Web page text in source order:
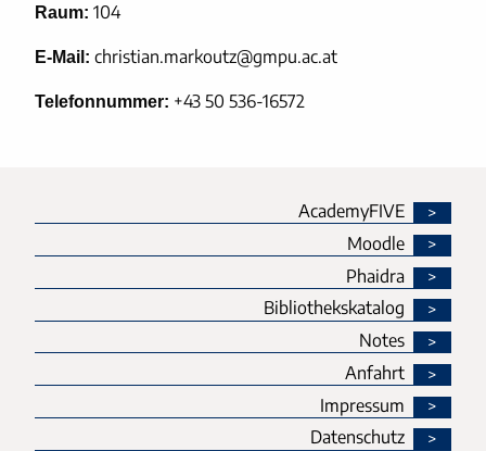
Raum: 104
E-Mail: christian.markoutz@gmpu.ac.at
Telefonnummer: +43 50 536-16572
AcademyFIVE
Moodle
Phaidra
Bibliothekskatalog
Notes
Anfahrt
Impressum
Datenschutz